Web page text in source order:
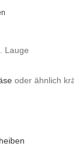
Lauge
oder ähnlich